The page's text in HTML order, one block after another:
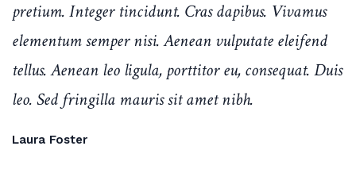
pretium. Integer tincidunt. Cras dapibus. Vivamus
elementum semper nisi. Aenean vulputate eleifend
tellus. Aenean leo ligula, porttitor eu, consequat. Duis
leo. Sed fringilla mauris sit amet nibh.
Laura Foster